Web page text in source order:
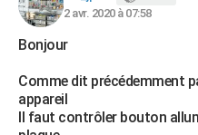
2 avr. 2020 à 07:58
Bonjour
Comme dit précédemment
appareil
Il faut contrôler bouton